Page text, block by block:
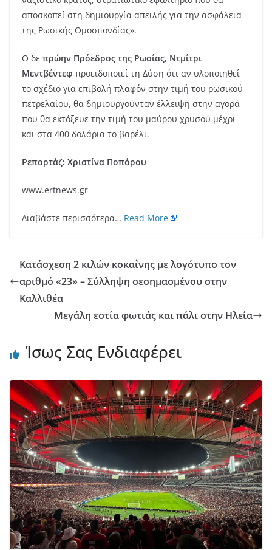
αποσκοπεί στη δημιουργία απειλής για την ασφάλεια
της Ρωσικής Ομοσπονδίας».
Ο δε πρώην Πρόεδρος της Ρωσίας, Ντμίτρι
Μεντβέντεφ προειδοποιεί τη Δύση ότι αν υλοποιηθεί
το σχέδιο για επιβολή πλαφόν στην τιμή του ρωσικού
πετρελαίου, θα δημιουργούνταν έλλειψη στην αγορά
που θα εκτόξευε την τιμή του μαύρου χρυσού μέχρι
και στα 400 δολάρια το βαρέλι.
Ρεπορτάζ: Χριστίνα Ποπόρου
www.ertnews.gr
Διαβάστε περισσότερα… Read More
Κατάσχεση 2 κιλών κοκαΐνης με λογότυπο τον
αριθμό «23» – Σύλληψη σεσημασμένου στην
Καλλιθέα
Μεγάλη εστία φωτιάς και πάλι στην Ηλεία
Ίσως Σας Ενδιαφέρει